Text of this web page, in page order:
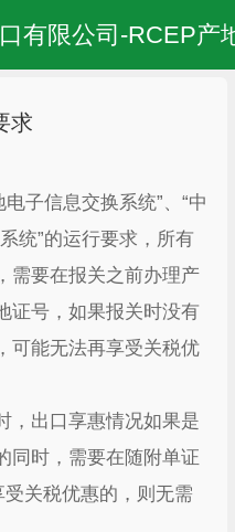
有限公司-RCEP产
求
子信息交换系统”、“中
统”的运行要求，所有
需要在报关之前办理产
证号，如果报关时没有
可能无法再享受关税优
，出口享惠情况如果是
同时，需要在随附单证
关税优惠的，则无需